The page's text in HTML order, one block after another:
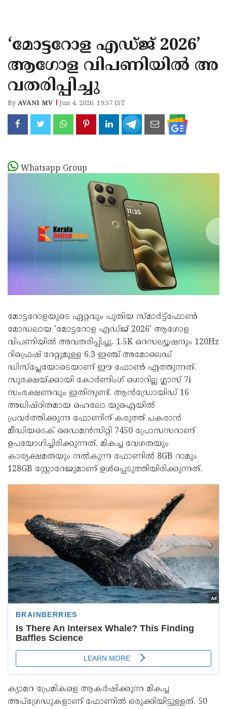
KANNUR
KASARAGOD
‘മോട്ടറോള എഡ്ജ് 2026’
ആഗോള വിപണിയിൽ അ
വതരിപ്പിച്ചു
ByAVANI MV Jun 4, 2026, 19:57 IST
Whatsapp Group
മോട്ടറോളയുടെ ഏറ്റവും പുതിയ സ്മാർട്ട്ഫോൺ
മോഡലായ ‘മോട്ടറോള എഡ്ജ് 2026’ ആഗോള
വിപണിയിൽ അവതരിപ്പിച്ചു. 1.5K റെസല്യൂഷനും 120Hz
റിഫ്രെഷ് റേറ്റുമുള്ള 6.3 ഇഞ്ച് അമോലെഡ്
ഡിസ്പ്ലേയോടെയാണ് ഈ ഫോൺ എത്തുന്നത്.
സുരക്ഷയ്ക്കായി കോർണിംഗ് ഗൊറില്ല ഗ്ലാസ് 7i
സംരക്ഷണവും ഇതിനുണ്ട്. ആൻഡ്രോയിഡ് 16
അധിഷ്ഠിതമായ ഹെലോ യുഐയിൽ
പ്രവർത്തിക്കുന്ന ഫോണിന് കരുത്ത് പകരാൻ
മീഡിയടെക് ഡൈമൻസിറ്റി 7450 പ്രോസസറാണ്
ഉപയോഗിച്ചിരിക്കുന്നത്. മികച്ച വേഗതയും
കാര്യക്ഷമതയും നൽകുന്ന ഫോണിൽ 8GB റാമും
128GB സ്റ്റോറേജുമാണ് ഉൾപ്പെടുത്തിയിരിക്കുന്നത്.
ക്യാമറ പ്രേമികളെ ആകർഷിക്കുന്ന മികച്ച
അപ്ഗ്രേഡുകളാണ് ഫോണിൽ ഒരുക്കിയിട്ടുള്ളത്. 50